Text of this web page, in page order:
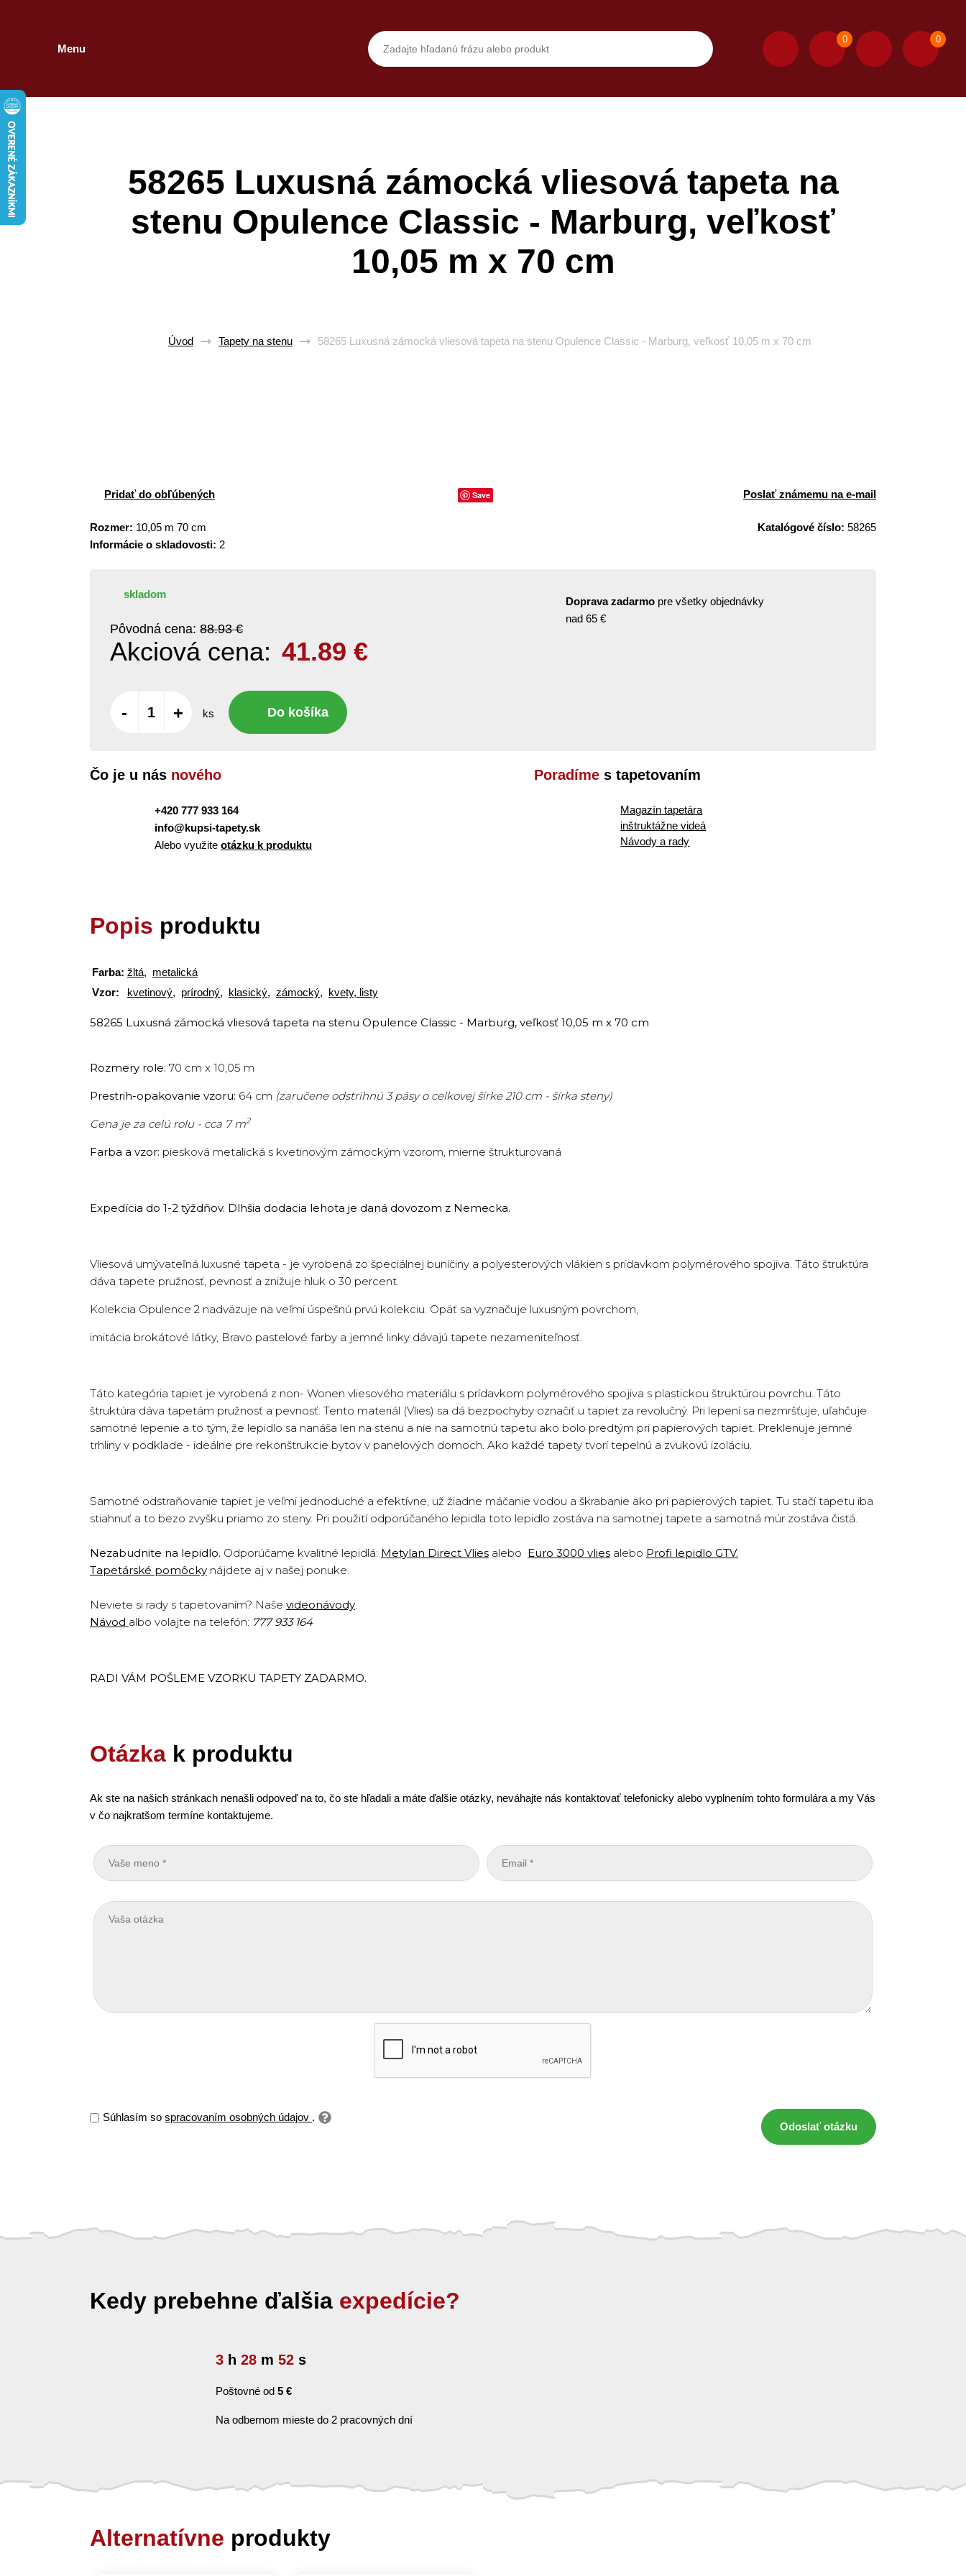
Menu
0 0
58265 Luxusná zámocká vliesová tapeta na
stenu Opulence Classic - Marburg, veľkosť
10,05 m x 70 cm
Úvod Tapety na stenu 58265 Luxusná zámocká vliesová tapeta na stenu Opulence Classic - Marburg, veľkosť 10,05 m x 70 cm
Pridať do obľúbených Save Poslať známemu na e-mail
Rozmer: 10,05 m 70 cm Katalógové číslo: 58265
Informácie o skladovosti: 2
skladom
Pôvodná cena: 88.93 €
Akciová cena: 41.89 €
- + ks Do košíka
Doprava zadarmo pre všetky objednávky
nad 65 €
Čo je u nás nového
+420 777 933 164
info@kupsi-tapety.sk
Alebo využite otázku k produktu
Poradíme s tapetovaním
Magazín tapetára
inštruktážne videá
Návody a rady
Popis produktu
Farba: žltá, metalická
Vzor:
kvetinový, prírodný, klasický, zámocký, kvety, listy
58265 Luxusná zámocká vliesová tapeta na stenu Opulence Classic - Marburg, veľkosť 10,05 m x 70 cm
Rozmery role: 70 cm x 10,05 m
Prestrih-opakovanie vzoru: 64 cm (zaručene odstrihnú 3 pásy o celkovej šírke 210 cm - šírka steny)
Cena je za celú rolu - cca 7 m2
Farba a vzor: piesková metalická s kvetinovým zámockým vzorom, mierne štrukturovaná
Expedícia do 1-2 týždňov. Dlhšia dodacia lehota je daná dovozom z Nemecka.
Vliesová umývateľná luxusné tapeta - je vyrobená zo špeciálnej buničiny a polyesterových vlákien s prídavkom polymérového spojiva. Táto štruktúra
dáva tapete pružnosť, pevnosť a znižuje hluk o 30 percent.
Kolekcia Opulence 2 nadväzuje na veľmi úspešnú prvú kolekciu. Opäť sa vyznačuje luxusným povrchom,
imitácia brokátové látky, Bravo pastelové farby a jemné linky dávajú tapete nezameniteľnosť.
Táto kategória tapiet je vyrobená z non- Wonen vliesového materiálu s prídavkom polymérového spojiva s plastickou štruktúrou povrchu. Táto
štruktúra dáva tapetám pružnosť a pevnosť. Tento materiál (Vlies) sa dá bezpochyby označiť u tapiet za revolučný. Pri lepení sa nezmršťuje, uľahčuje
samotné lepenie a to tým, že lepidlo sa nanáša len na stenu a nie na samotnú tapetu ako bolo predtým pri papierových tapiet. Preklenuje jemné
trhliny v podklade - ideálne pre rekonštrukcie bytov v panelových domoch. Ako každé tapety tvorí tepelnú a zvukovú izoláciu.
Samotné odstraňovanie tapiet je veľmi jednoduché a efektívne, už žiadne máčanie vodou a škrabanie ako pri papierových tapiet. Tu stačí tapetu iba
stiahnuť a to bezo zvyšku priamo zo steny. Pri použití odporúčaného lepidla toto lepidlo zostáva na samotnej tapete a samotná múr zostáva čistá.
Nezabudnite na lepidlo. Odporúčame kvalitné lepidlá: Metylan Direct Vlies alebo Euro 3000 vlies alebo Profi lepidlo GTV.
Tapetárské pomôcky nájdete aj v našej ponuke.
Neviete si rady s tapetovaním? Naše videonávody.
Návod albo volajte na telefón: 777 933 164
RADI VÁM POŠLEME VZORKU TAPETY ZADARMO.
Otázka k produktu
Ak ste na našich stránkach nenašli odpoveď na to, čo ste hľadali a máte ďalšie otázky, neváhajte nás kontaktovať telefonicky alebo vyplnením tohto formulára a my Vás
v čo najkratšom termíne kontaktujeme.
Súhlasím so spracovaním osobných údajov .
Odoslať otázku
Kedy prebehne ďalšia expedície?
3 h 28 m 52 s
Poštovné od 5 €
Na odbernom mieste do 2 pracovných dní
Alternatívne produkty